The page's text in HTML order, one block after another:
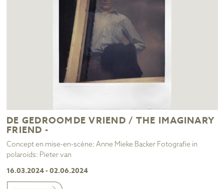
DE GEDROOMDE VRIEND / THE IMAGINARY
FRIEND -
Concept en mise-en-scène: Anne Mieke Backer Fotografie in
polaroids: Pieter van
16.03.2024 - 02.06.2024